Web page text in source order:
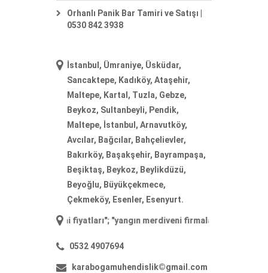
Orhanlı Panik Bar Tamiri ve Satışı |
0530 842 3938
İstanbul, Ümraniye, Üsküdar,
Sancaktepe, Kadıköy, Ataşehir,
Maltepe, Kartal, Tuzla, Gebze,
Beykoz, Sultanbeyli, Pendik,
Maltepe, İstanbul, Arnavutköy,
Avcılar, Bağcılar, Bahçelievler,
Bakırköy, Başakşehir, Bayrampaşa,
Beşiktaş, Beykoz, Beylikdüzü,
Beyoğlu, Büyükçekmece,
Çekmeköy, Esenler, Esenyurt.
fiyatları"; " yangın merdiveni firmaları"; "yangın merdiveni
0532 4907694
karabogamuhendislik©gmail.com